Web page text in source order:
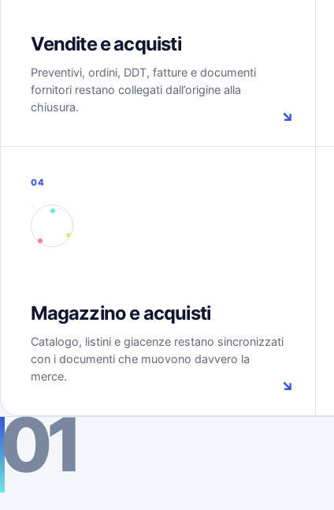
Vendite e acquisti
Preventivi, ordini, DDT, fatture e documenti
fornitori restano collegati dall’origine alla
chiusura.
↘
04
Magazzino e acquisti
Catalogo, listini e giacenze restano sincronizzati
con i documenti che muovono davvero la
merce.
↘
01